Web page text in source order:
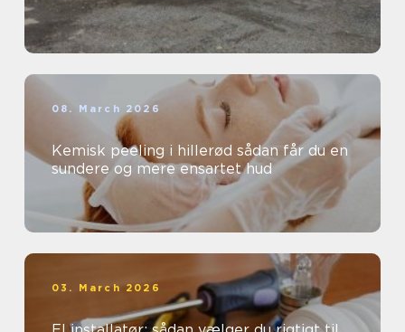
08. March 2026
Kemisk peeling i hillerød sådan får du en
sundere og mere ensartet hud
03. March 2026